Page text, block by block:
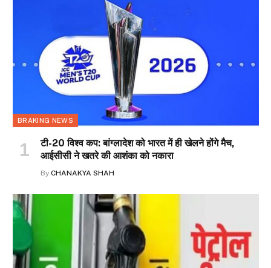
BRAKING NEWS
टी-20 विश्व कप: बांग्लादेश को भारत में ही खेलने होंगे मैच,
आईसीसी ने खतरे की आशंका को नकारा
By CHANAKYA SHAH